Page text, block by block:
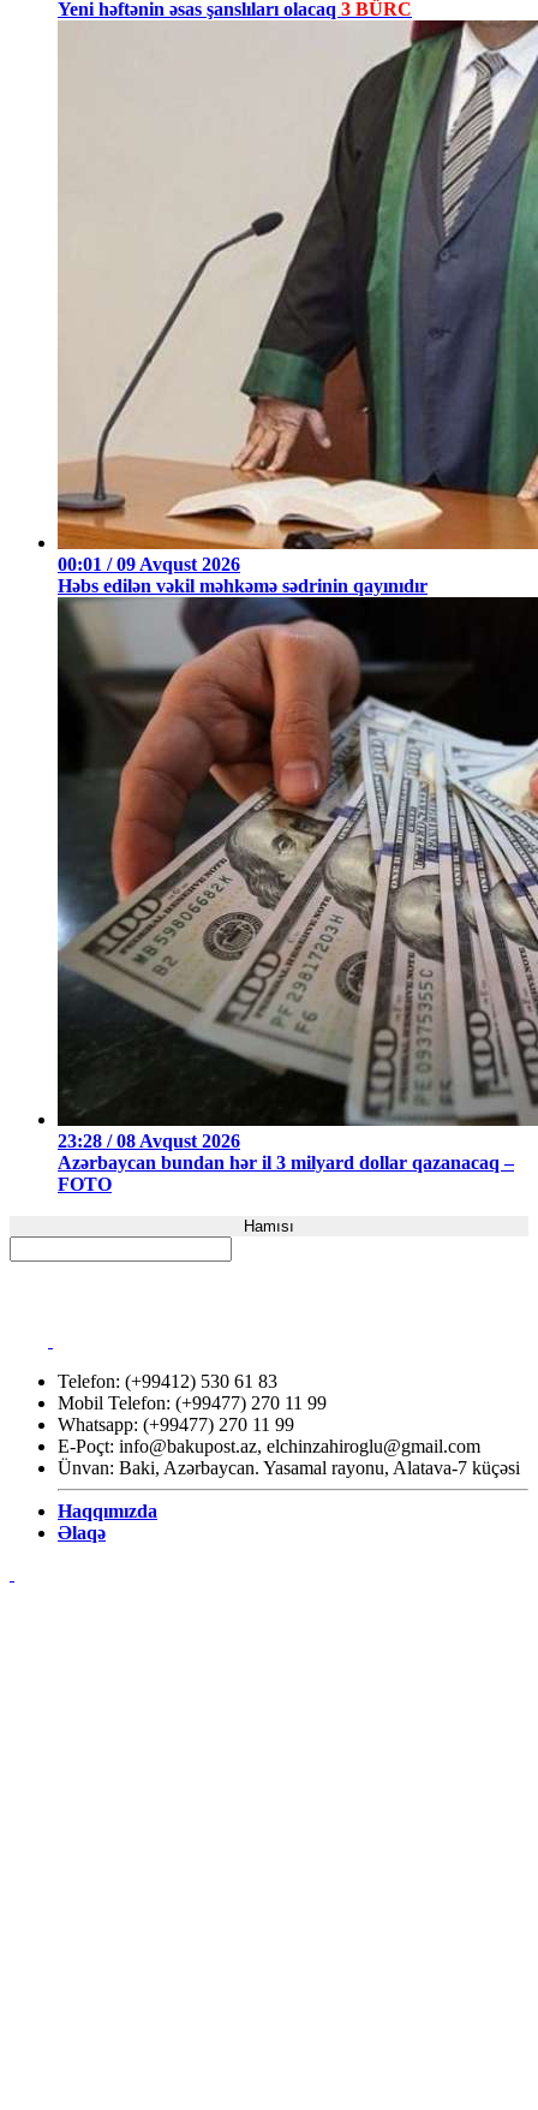
Yeni həftənin əsas şanslıları olacaq 3 BÜRC
00:01 / 09 Avqust 2026
Həbs edilən vəkil məhkəmə sədrinin qayınıdır
23:28 / 08 Avqust 2026
Azərbaycan bundan hər il 3 milyard dollar qazanacaq –
FOTO
Hamısı
Telefon: (+99412) 530 61 83
Mobil Telefon: (+99477) 270 11 99
Whatsapp: (+99477) 270 11 99
E-Poçt: info@bakupost.az, elchinzahiroglu@gmail.com
Ünvan: Baki, Azərbaycan. Yasamal rayonu, Alatava-7 küçəsi
Haqqımızda
Əlaqə